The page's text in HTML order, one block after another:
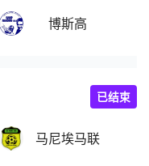
博斯高
马尼埃马联
已结束